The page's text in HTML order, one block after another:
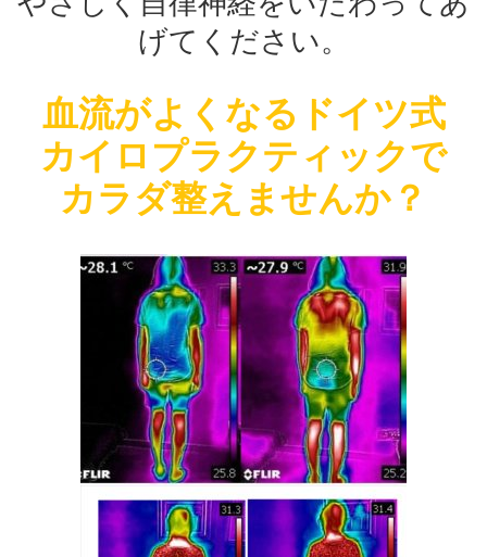
げてください。
血流がよくなるドイツ式
カイロプラクティックで
カラダ整えませんか？